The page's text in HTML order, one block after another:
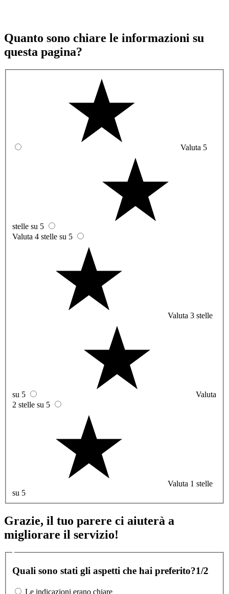
Quanto sono chiare le informazioni su
questa pagina?
Valuta 5
stelle su 5
Valuta 4 stelle su 5
Valuta 3 stelle
su 5
Valuta
2 stelle su 5
Valuta 1 stelle
su 5
Grazie, il tuo parere ci aiuterà a
migliorare il servizio!
Quali sono stati gli aspetti che hai preferito?1/2
Le indicazioni erano chiare